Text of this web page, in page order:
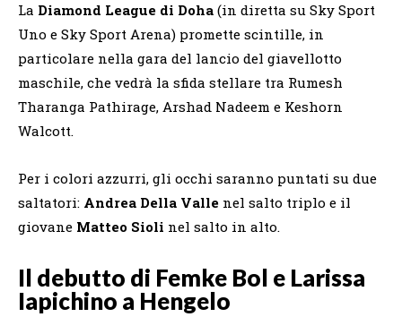
La Diamond League di Doha (in diretta su Sky Sport
Uno e Sky Sport Arena) promette scintille, in
particolare nella gara del lancio del giavellotto
maschile, che vedrà la sfida stellare tra Rumesh
Tharanga Pathirage, Arshad Nadeem e Keshorn
Walcott.
Per i colori azzurri, gli occhi saranno puntati su due
saltatori: Andrea Della Valle nel salto triplo e il
giovane Matteo Sioli nel salto in alto.
Il debutto di Femke Bol e Larissa
Iapichino a Hengelo